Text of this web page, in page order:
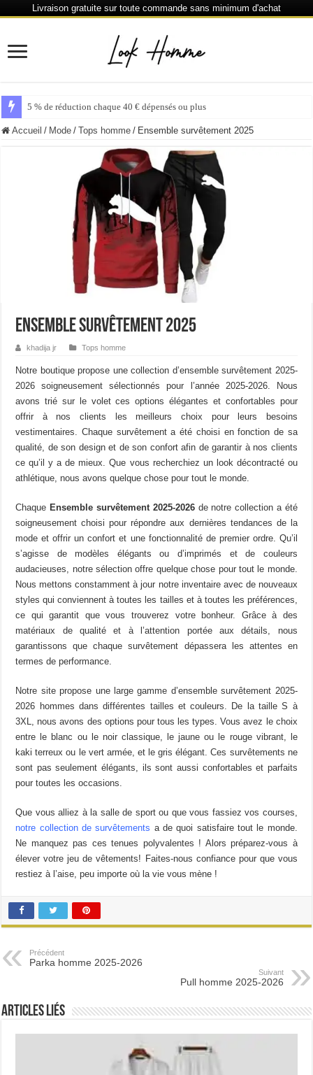
Livraison gratuite sur toute commande sans minimum d'achat
5 % de réduction chaque 40 € dépensés ou plus
Accueil / Mode / Tops homme / Ensemble survêtement 2025
Ensemble survêtement 2025
khadija jr Tops homme
Notre boutique propose une collection d’ensemble survêtement 2025-
2026 soigneusement sélectionnés pour l’année 2025-2026. Nous
avons trié sur le volet ces options élégantes et confortables pour
offrir à nos clients les meilleurs choix pour leurs besoins
vestimentaires. Chaque survêtement a été choisi en fonction de sa
qualité, de son design et de son confort afin de garantir à nos clients
ce qu’il y a de mieux. Que vous recherchiez un look décontracté ou
athlétique, nous avons quelque chose pour tout le monde.
Chaque Ensemble survêtement 2025-2026de notre collection a été
soigneusement choisi pour répondre aux dernières tendances de la
mode et offrir un confort et une fonctionnalité de premier ordre. Qu’il
s’agisse de modèles élégants ou d’imprimés et de couleurs
audacieuses, notre sélection offre quelque chose pour tout le monde.
Nous mettons constamment à jour notre inventaire avec de nouveaux
styles qui conviennent à toutes les tailles et à toutes les préférences,
ce qui garantit que vous trouverez votre bonheur. Grâce à des
matériaux de qualité et à l’attention portée aux détails, nous
garantissons que chaque survêtement dépassera les attentes en
termes de performance.
Notre site propose une large gamme d’ensemble survêtement 2025-
2026 hommes dans différentes tailles et couleurs. De la taille S à
3XL, nous avons des options pour tous les types. Vous avez le choix
entre le blanc ou le noir classique, le jaune ou le rouge vibrant, le
kaki terreux ou le vert armée, et le gris élégant. Ces survêtements ne
sont pas seulement élégants, ils sont aussi confortables et parfaits
pour toutes les occasions.
Que vous alliez à la salle de sport ou que vous fassiez vos courses,
notre collection de survêtements a de quoi satisfaire tout le monde.
Ne manquez pas ces tenues polyvalentes ! Alors préparez-vous à
élever votre jeu de vêtements! Faites-nous confiance pour que vous
restiez à l’aise, peu importe où la vie vous mène !
Précédent
Parka homme 2025-2026
Suivant
Pull homme 2025-2026
Articles Liés